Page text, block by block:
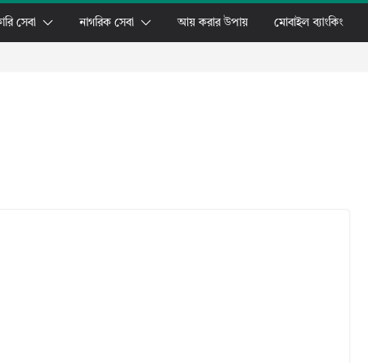
সেবা নাগরিক সেবা আয় করার উপায় মোবাইল ব্যাংকিং